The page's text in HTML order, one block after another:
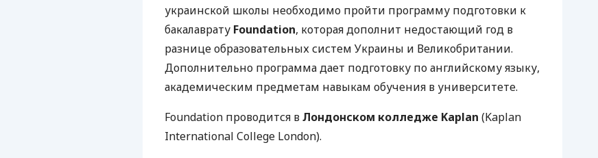
украинской школы необходимо пройти программу подготовки к
бакалаврату Foundation, которая дополнит недостающий год в
разнице образовательных систем Украины и Великобритании.
Дополнительно программа дает подготовку по английскому языку,
академическим предметам навыкам обучения в университете.
Foundation проводится вЛондонском колледже Kaplan (Kaplan
International College London).